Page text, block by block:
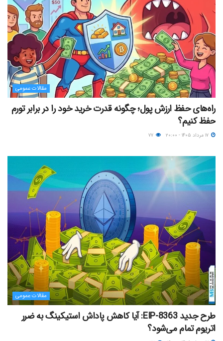
مقالات عمومی
راه‌های حفظ ارزش پول؛ چگونه قدرت خرید خود را در برابر تورم
حفظ کنیم؟
مقالات عمومی
طرح جدید EIP-8363: آیا کاهش پاداش استیکینگ به ضرر
اتریوم تمام می‌شود؟